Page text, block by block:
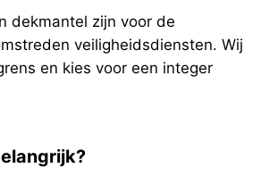
dekmantel zijn voor de
veiligheidsdiensten. Wij
en kies voor een integer